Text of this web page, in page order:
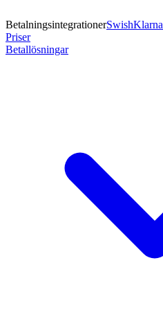
BetalningsintegrationerSwishKlarna
Priser
Betallösningar